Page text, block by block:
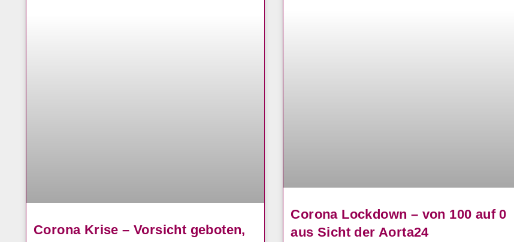
Corona Krise – Vorsicht geboten,
Corona Lockdown – von 100 auf 0
aus Sicht der Aorta24